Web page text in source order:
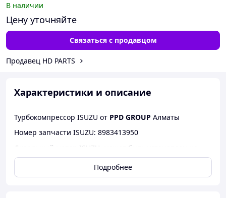
В наличии
Цену уточняйте
Связаться с продавцом
Продавец HD PARTS
Характеристики и описание
Турбокомпрессор ISUZU от PPD GROUP Алматы
Номер запчасти ISUZU: 8983413950
Дизельный мотор ISUZU может быть установлен на
экскаваторах JCB; HITACHI; HIDROMEK; SUMITOMO.
Подробнее